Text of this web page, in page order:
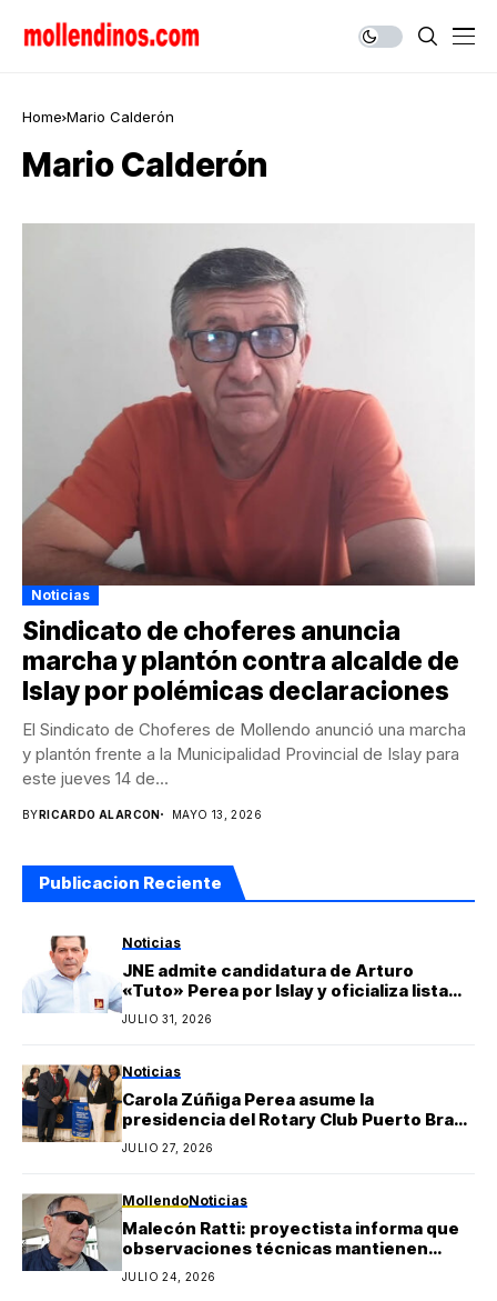
Home Mario Calderón
Mario Calderón
Noticias
Sindicato de choferes anuncia
marcha y plantón contra alcalde de
Islay por polémicas declaraciones
El Sindicato de Choferes de Mollendo anunció una marcha
y plantón frente a la Municipalidad Provincial de Islay para
este jueves 14 de...
BY RICARDO ALARCON MAYO 13, 2026
Publicacion Reciente
Noticias
JNE admite candidatura de Arturo
«Tuto» Perea por Islay y oficializa lista
regional de Yo Arequipa encabezada por
Berly Gonzales
JULIO 31, 2026
Noticias
Carola Zúñiga Perea asume la
presidencia del Rotary Club Puerto Bravo
Mollendo y anuncia proyectos sociales
para la provincia de Islay
JULIO 27, 2026
MollendoNoticias
Malecón Ratti: proyectista informa que
observaciones técnicas mantienen
paralizada la obra y estima reinicio en
agosto
JULIO 24, 2026